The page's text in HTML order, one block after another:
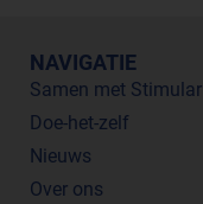
NAVIGATIE
Samen met Stimular
Doe-het-zelf
Nieuws
Over ons